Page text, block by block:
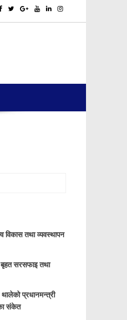
विकास तथा व्यवस्थापन
बृहत सरसफाइ तथा
थालेको प्रधानमन्त्री
संकेत